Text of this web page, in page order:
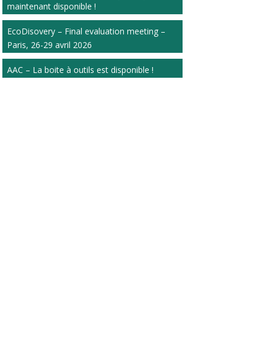
maintenant disponible !
EcoDisovery – Final evaluation meeting –
Paris, 26-29 avril 2026
AAC – La boite à outils est disponible !